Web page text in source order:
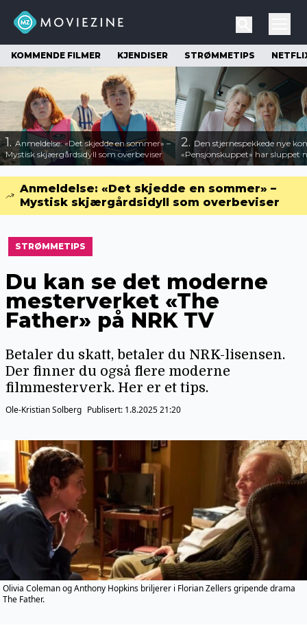
KOMMENDE FILMER KJENDISER STRØMMETIPS
1.Anmeldelse: «Det skjedde en sommer» –
Mystisk skjærgårdsidyll som overbeviser
2. Den stjernespekkede nye
«Pensjonskuppet» har sluppet
Anmeldelse: «Det skjedde en sommer» –
Mystisk skjærgårdsidyll som overbeviser
STRØMMETIPS
Du kan se det moderne
mesterverket «The
Father» på NRK TV
Betaler du skatt, betaler du NRK-lisensen.
Der finner du også flere moderne
filmmesterverk. Her er et tips.
Ole-Kristian Solberg Publisert: 1.8.2025 21:20
Olivia Coleman og Anthony Hopkins briljerer i Florian Zellers gripende drama
The Father.